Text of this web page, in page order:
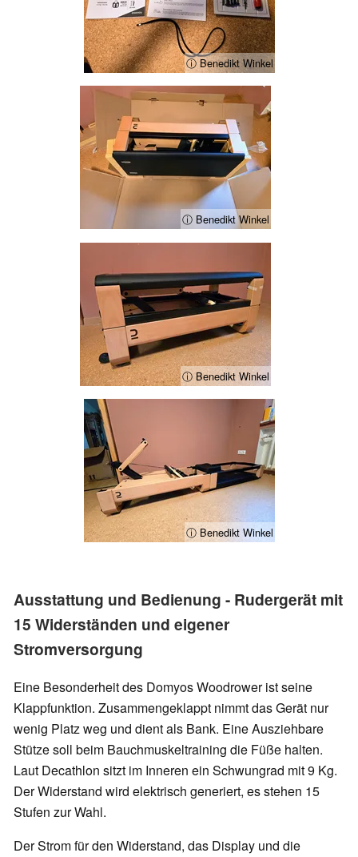
ⓘ Benedikt Winkel
ⓘ Benedikt Winkel
ⓘ Benedikt Winkel
ⓘ Benedikt Winkel
Ausstattung und Bedienung - Rudergerät mit
15 Widerständen und eigener
Stromversorgung
Eine Besonderheit des Domyos Woodrower ist seine
Klappfunktion. Zusammengeklappt nimmt das Gerät nur
wenig Platz weg und dient als Bank. Eine Ausziehbare
Stütze soll beim Bauchmuskeltraining die Füße halten.
Laut Decathlon sitzt im Inneren ein Schwungrad mit 9 Kg.
Der Widerstand wird elektrisch generiert, es stehen 15
Stufen zur Wahl.
Der Strom für den Widerstand, das Display und die